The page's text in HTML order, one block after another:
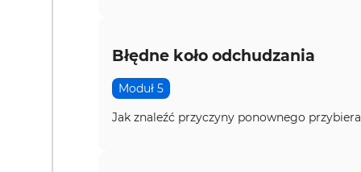
Błędne koło odchudzania
Moduł 5
Jak znaleźć przyczyny ponownego